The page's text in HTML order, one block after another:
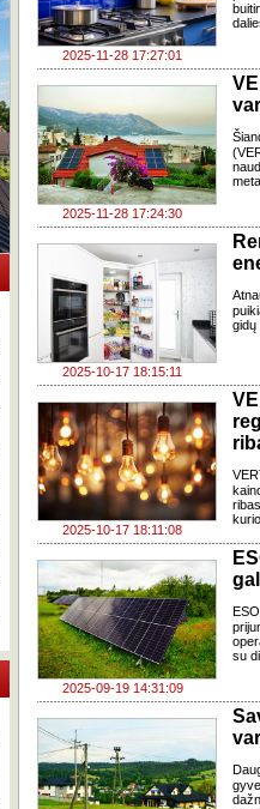
2025-11-28 17:27:01
2025-11-28 17:24:30
2025-10-17 18:15:11
gidų
2025-10-17 18:11:08
2025-09-19 14:31:09
su